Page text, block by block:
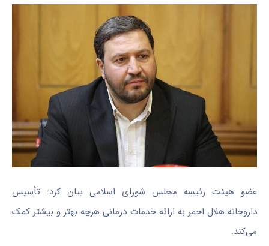
عضو هیئت رئیسه مجلس شورای اسلامی بیان کرد: تأسیس
داروخانه هلال احمر به ارائه خدمات درمانی هرچه بهتر و بیشتر کمک
می‌کند.